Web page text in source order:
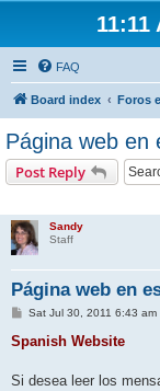
11:11
FAQ
Board index Foros
Página web en
Post Reply
Sandy
Staff
Página web en
P
s
t
Sat Jul 30, 2011 6:43 am
Spanish Website
Si desea leer los